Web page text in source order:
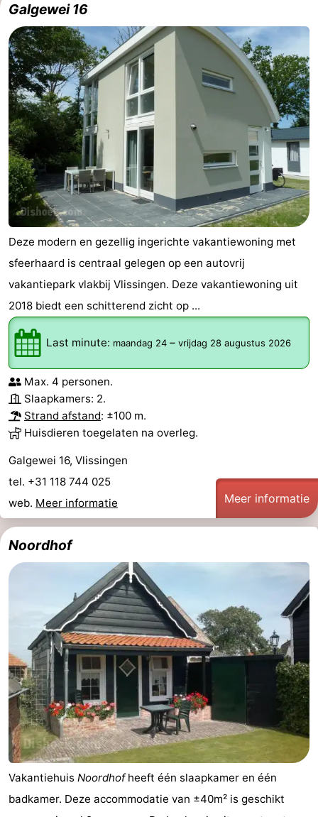
Galgewei 16
Deze modern en gezellig ingerichte vakantiewoning met
sfeerhaard is centraal gelegen op een autovrij
vakantiepark vlakbij Vlissingen. Deze vakantiewoning uit
2018 biedt een schitterend zicht op ...
Last minute: maandag 24 – vrijdag 28 augustus 2026
Max. 4 personen.
Slaapkamers: 2.
Strand afstand: ±100 m.
Huisdieren toegelaten na overleg.
Galgewei 16, Vlissingen
tel. +31 118 744 025
web. Meer informatie Meer informatie
Noordhof
Vakantiehuis Noordhofheeft één slaapkamer en één
badkamer. Deze accommodatie van ±40m² is geschikt